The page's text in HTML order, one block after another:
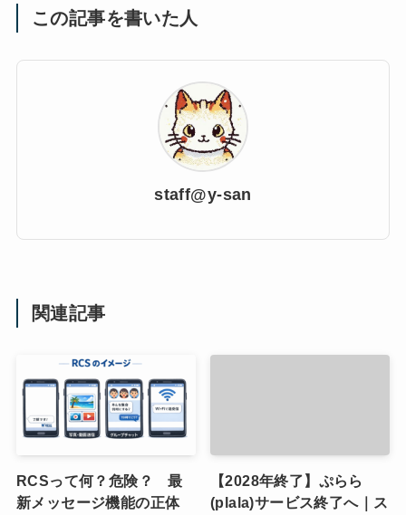
この記事を書いた人
staff@y-san
関連記事
RCSって何？危険？ 最
新メッセージ機能の正体
【2028年終了】ぷらら
(plala)サービス終了へ｜ス